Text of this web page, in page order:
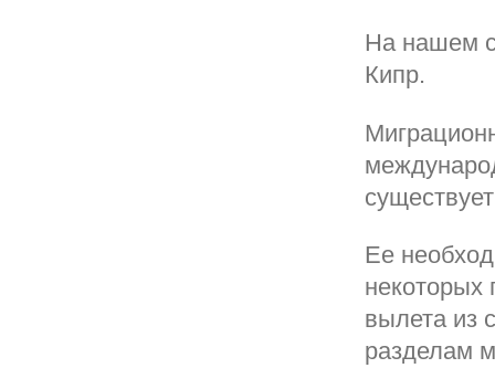
На нашем
Кипр.
Ее
некоторых
вылета из
разделам